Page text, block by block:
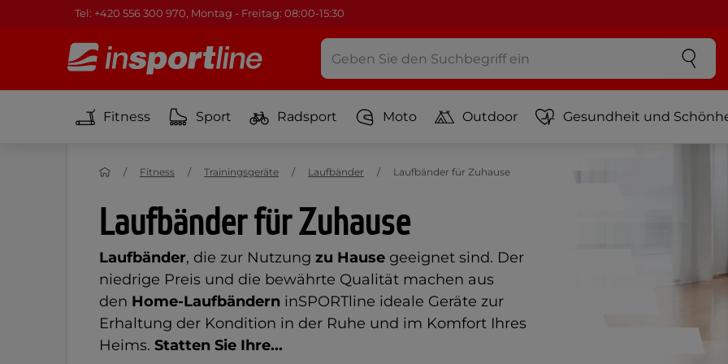
Tel: +420 556 300 970, Montag - Freitag: 08:00-15:30
Fitness Sport Radsport Moto Outdoor Gesundheit und
Laufbänder für Zuhause
Laufbänder, die zur Nutzung zu Hause geeignet sind. Der
niedrige Preis und die bewährte Qualität machen aus
den Home-Laufbändern inSPORTline ideale Geräte zur
Erhaltung der Kondition in der Ruhe und im Komfort Ihres
Heims. Statten Sie Ihre...
Fitness Trainingsgeräte Laufbänder Laufbänder für Zuhause